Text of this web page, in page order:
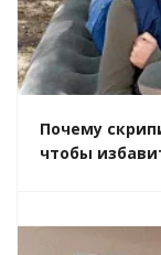
Почему
чтобы